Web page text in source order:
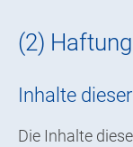
(2)
Inhalte
Die Inhalte